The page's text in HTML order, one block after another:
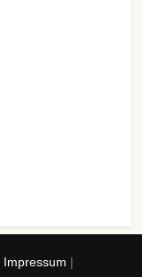
Impressum |